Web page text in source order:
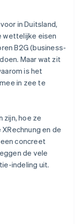
in Duitsland,
wettelijke eisen
B2G (business-
Maar wat zit
is het
in zee te
zijn, hoe ze
en de
een concreet
de vele
indeling uit.